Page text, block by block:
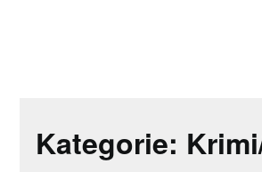
Kategorie: